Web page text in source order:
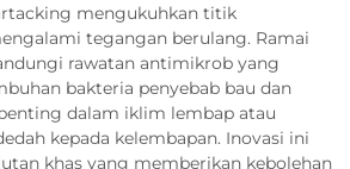
mengukuhkan titik
tegangan berulang. Ramai
rawatan antimikrob yang
bakteria penyebab bau dan
dalam iklim lembap atau
kepada kelembapan. Inovasi ini
khas yang memberikan kebolehan